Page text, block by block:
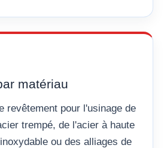
matériau
revêtement pour l'usinage de
trempé, de l'acier à haute
ou des alliages de